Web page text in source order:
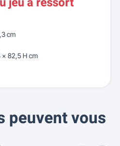
cm
x 82,5 H cm
peuvent vous